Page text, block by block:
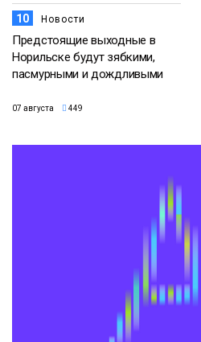
10 Новости
Предстоящие выходные в
Норильске будут зябкими,
пасмурными и дождливыми
07 августа 449